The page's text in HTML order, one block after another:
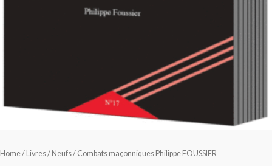
Home/ Livres/ Neufs/ Combats maçonniques Philippe FOUSSIER